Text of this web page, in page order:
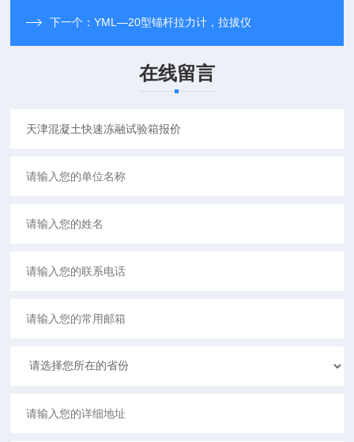
下一个：YML—20型锚杆拉力计，拉拔仪
在线留言